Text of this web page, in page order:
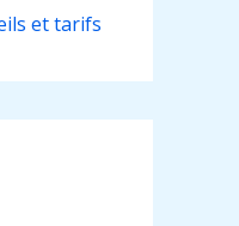
et tarifs